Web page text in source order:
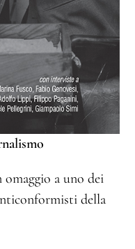
omaggio a uno dei
della